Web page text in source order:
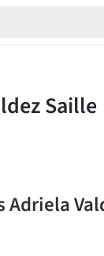
Adriela